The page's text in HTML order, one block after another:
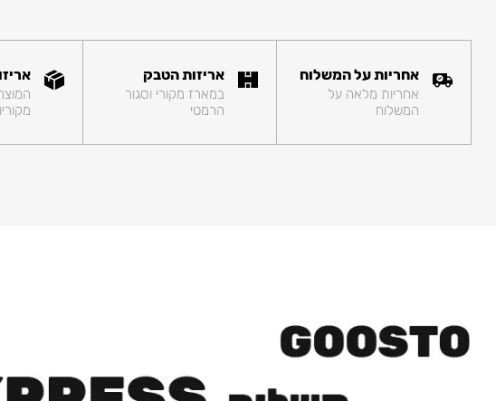
אחריות על המשלוח
אחריות מלאה על
המשלוח
אריזות הטבק
במארז מקורי וסגור
הרמטי